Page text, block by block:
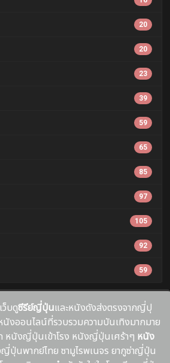
20
20
23
39
59
65
85
97
105
92
59
บดูซีรีย์ญี่ปุ่นและหนังดังส่งตรงจากญี่ปุ
งออนไลน์ที่รวบรวมความบันเทิงมากมาย
นังญี่ปุ่นเข้าโรง หนังญี่ปุ่นเศร้าๆ หนัง
ปุ่นพากย์ไทย ซามูไรพเนจร ยากูซ่าญี่ปุ่น